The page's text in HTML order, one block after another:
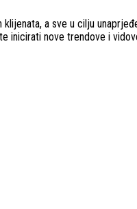
a sve u cilju
inicirati nove trendove i